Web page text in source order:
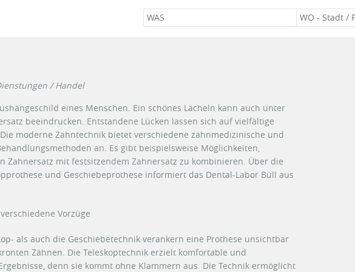
/ Handel
eines Menschen. Ein schönes Lächeln kann auch unter
beeindrucken. Entstandene Lücken lassen sich auf vielfältige
moderne Zahntechnik bietet verschiedene zahnmedizinische und
an. Es gibt beispielsweise Möglichkeiten,
Zahnersatz mit festsitzendem Zahnersatz zu kombinieren. Über die
und Geschiebeprothese informiert das Dental-Labor Büll aus
Vorzüge
als auch die Geschiebetechnik verankern eine Prothese unsichtbar
Zähnen. Die Teleskoptechnik erzielt komfortable und
denn sie kommt ohne Klammern aus. Die Technik ermöglicht